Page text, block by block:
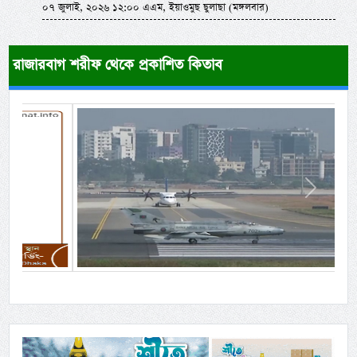
০৭ জুলাই, ২০২৬ ১২:০০ এএম, ইয়াওমুছ ছুলাছা (মঙ্গলবার)
রাজারবাগ শরীফ থেকে প্রকাশিত কিতাব
Previous Next